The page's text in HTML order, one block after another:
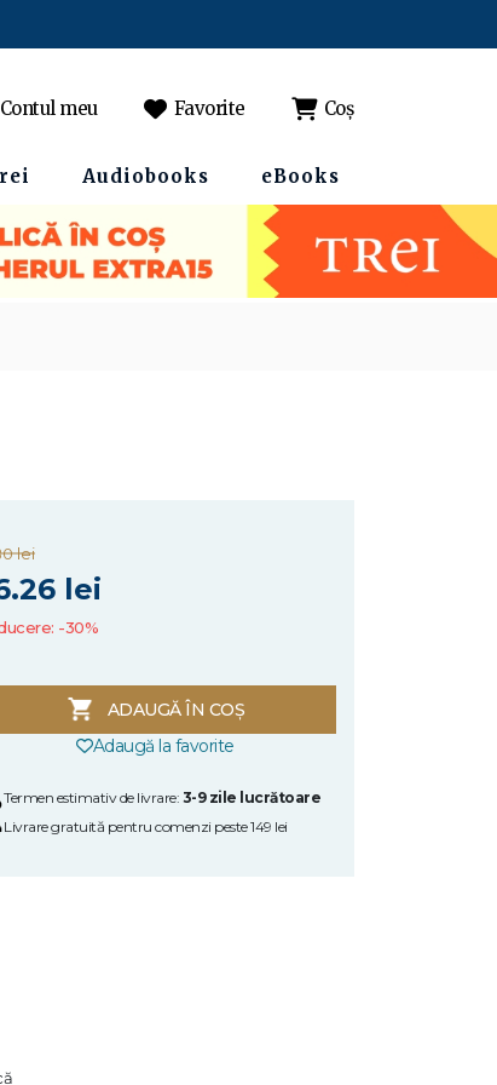
Contul meu Favorite Coș
Audiobooks eBooks
lei
lei
-30%
ADAUGĂ ÎN COȘ
Adaugă la favorite
Termen estimativ de livrare: 3-9 zile lucrătoare
Livrare gratuită pentru comenzi peste 149 lei